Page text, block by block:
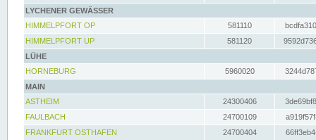
LYCHENER GEWÄSSER
HIMMELPFORT OP
581110
HIMMELPFORT UP
581120
LÜHE
HORNEBURG
5960020
MAIN
ASTHEIM
24300406
FAULBACH
24700109
FRANKFURT OSTHAFEN
24700404